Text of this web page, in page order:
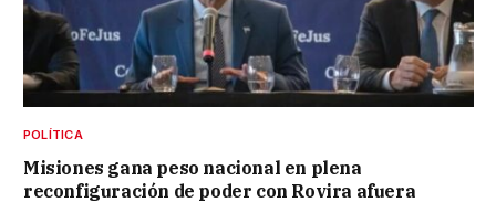
POLÍTICA
Misiones gana peso nacional en plena
reconfiguración de poder con Rovira afuera